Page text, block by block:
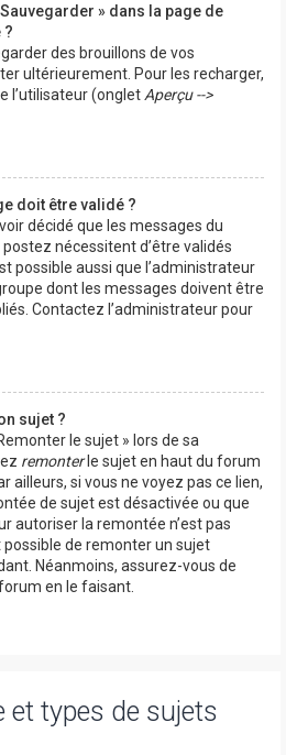
» dans la page de
?
des brouillons de vos
ultérieurement. Pour les recharger,
l’utilisateur (onglet Aperçu -->
doit être validé ?
décidé que les messages du
nécessitent d’être validés
possible aussi que l’administrateur
dont les messages doivent être
Contactez l’administrateur pour
sujet ?
le sujet » lors de sa
remonterle sujet en haut du forum
ailleurs, si vous ne voyez pas ce lien,
de sujet est désactivée ou que
autoriser la remontée n’est pas
de remonter un sujet
Néanmoins, assurez-vous de
en le faisant.
et types de sujets